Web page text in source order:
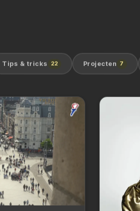
Tips & tricks 22 Projecten 7